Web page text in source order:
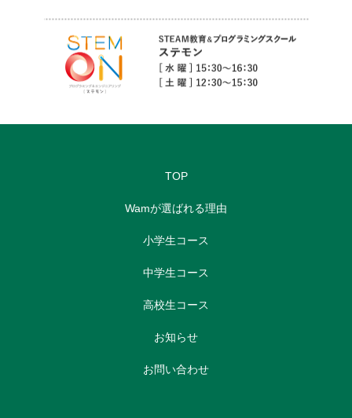
TOP
Wamが選ばれる理由
小学生コース
中学生コース
高校生コース
お知らせ
お問い合わせ